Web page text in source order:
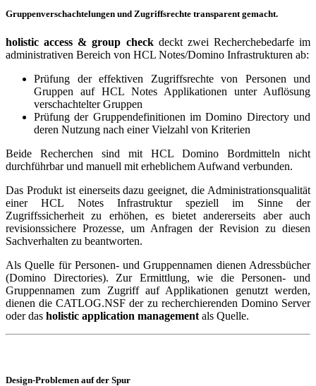
Gruppenverschachtelungen und Zugriffsrechte transparent gemacht.
holistic access & group checkdeckt zwei Recherchebedarfe im
administrativen Bereich von HCL Notes/Domino Infrastrukturen ab:
Prüfung der effektiven Zugriffsrechte von Personen und
Gruppen auf HCL Notes Applikationen unter Auflösung
verschachtelter Gruppen
Prüfung der Gruppendefinitionen im Domino Directory und
deren Nutzung nach einer Vielzahl von Kriterien
Beide Recherchen sind mit HCL Domino Bordmitteln nicht
durchführbar und manuell mit erheb­lichem Aufwand verbunden.
Das Produkt ist einerseits dazu geeignet, die Administrationsqualität
einer HCL Notes Infrastruktur speziell im Sinne der
Zugriffssicherheit zu erhöhen, es bietet andererseits aber auch
revisionssichere Prozesse, um Anfragen der Revision zu diesen
Sachverhalten zu beantworten.
Als Quelle für Personen- und Gruppennamen dienen Adressbücher
(Domino Directories). Zur Er­mitt­lung, wie die Personen- und
Gruppennamen zum Zugriff auf Applikationen genutzt werden,
dienen die CATLOG.NSF der zu recherchierenden Domino Server
oder das holistic application mana­ge­ment als Quelle.
Design-Problemen auf der Spur